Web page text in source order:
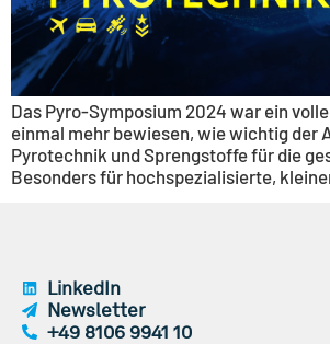
Das Pyro-Symposium 2024 war ein
einmal mehr bewiesen, wie wichtig der
Pyrotechnik und Sprengstoffe für die
Besonders für hochspezialisierte,
LinkedIn
Newsletter
+49 8106 9941 10